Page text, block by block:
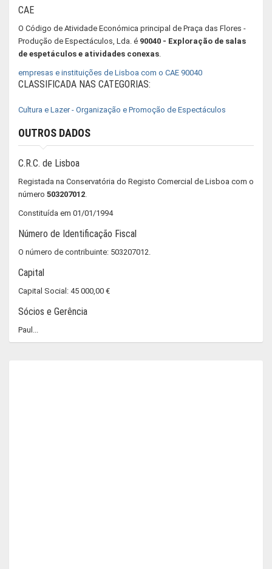
CAE
O Código de Atividade Económica principal de Praça das Flores -
Produção de Espectáculos, Lda. é 90040 - Exploração de salas
de espetáculos e atividades conexas.
empresas e instituições de Lisboa com o CAE 90040
CLASSIFICADA NAS CATEGORIAS:
Cultura e Lazer - Organização e Promoção de Espectáculos
OUTROS DADOS
C.R.C. de Lisboa
Registada na Conservatória do Registo Comercial de Lisboa com o
número 503207012.
Constituída em 01/01/1994
Número de Identificação Fiscal
O número de contribuinte: 503207012.
Capital
Capital Social: 45 000,00 €
Sócios e Gerência
Paul...